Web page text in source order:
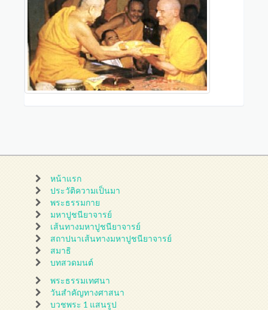
หน้าแรก
ประวัติความเป็นมา
พระธรรมกาย
มหาปูชนียาจารย์
เส้นทางมหาปูชนียาจารย์
สถาปนาเส้นทางมหาปูชนียาจารย์
สมาธิ
บทสวดมนต์
พระธรรมเทศนา
วันสำคัญทางศาสนา
บวชพระ 1 แสนรูป